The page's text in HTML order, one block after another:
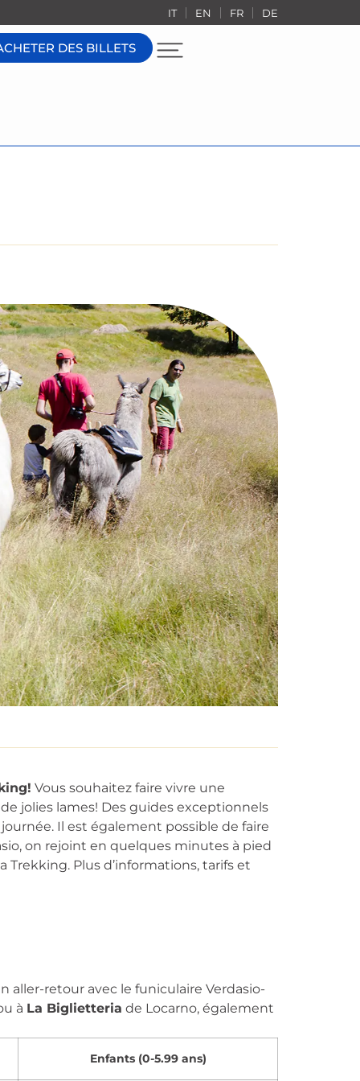
IT EN FR DE
DES BILLETS
Vous souhaitez faire vivre une
jolies lames! Des guides exceptionnels
Il est également possible de faire
on rejoint en quelques minutes à pied
Plus d’informations, tarifs et
aller-retour avec le funiculaire Verdasio-
à La Biglietteria de Locarno, également
Enfants (0-5.99 ans)